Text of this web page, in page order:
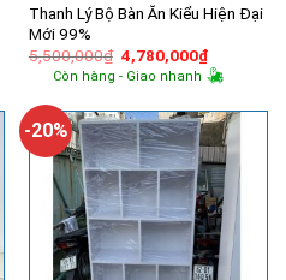
Thanh Lý Bộ Bàn Ăn Kiểu Hiện Đại
Mới 99%
5,500,000₫ Giá
gốc
là:
4,780,000₫Giá
hiện
tại
Còn hàng - Giao nhanh
-20%